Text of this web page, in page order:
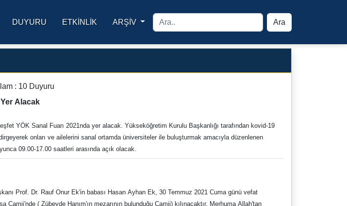
Ana Sayfa
DUYURU ETKINLIK ARŞİV Ara
: 10 Duyuru
Alacak
YÖK Sanal Fuarı 2021nda yer alacak. Yükseköğretim Kurulu Başkanlığı tarafından kovid-19
onları ve ailelerini sanal ortamda üniversiteler ile buluşturmak amacıyla düzenlenen
09.00-17.00 saatleri arasında açık olacak.
Ek, 30 Temmuz 2021 Cuma günü vefat